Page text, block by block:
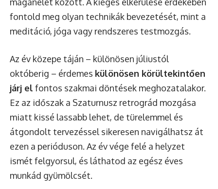
fontold meg olyan technikák bevezetését, mint a
meditáció, jóga vagy rendszeres testmozgás.
Az év közepe táján – különösen júliustól
októberig – érdemes különösen körültekintően
járj el fontos szakmai döntések meghozatalakor.
Ez az időszak a Szaturnusz retrográd mozgása
miatt kissé lassabb lehet, de türelemmel és
átgondolt tervezéssel sikeresen navigálhatsz át
ezen a perióduson. Az év vége felé a helyzet
ismét felgyorsul, és láthatod az egész éves
munkád gyümölcsét.